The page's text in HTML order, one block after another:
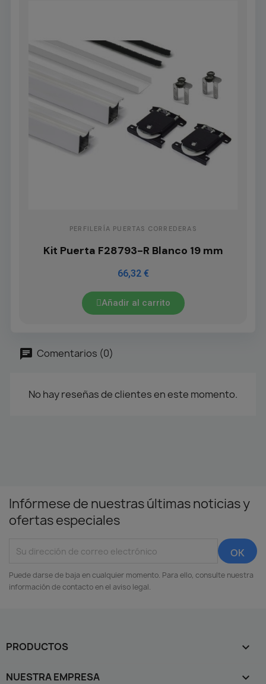
PERFILERÍA PUERTAS CORREDERAS
Kit Puerta F28793-R Blanco 19 mm
66,32 €
Añadir al carrito
Comentarios (0)
No hay reseñas de clientes en este momento.
Infórmese de nuestras últimas noticias y
ofertas especiales
Puede darse de baja en cualquier momento. Para ello, consulte nuestra
información de contacto en el aviso legal.
PRODUCTOS 
NUESTRA EMPRESA 